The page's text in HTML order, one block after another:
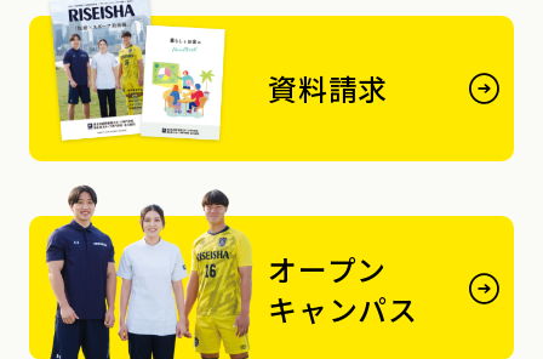
資料請求
オープン
キャンパス